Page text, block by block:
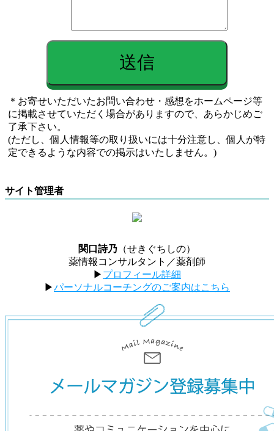
＊お寄せいただいたお問い合わせ・感想をホームページ等
に掲載させていただく場合がありますので、あらかじめご
了承下さい。
(ただし、個人情報等の取り扱いには十分注意し、個人が特
定できるような内容での掲示はいたしません。)
サイト管理者
関口詩乃 （せきぐちしの）
薬情報コンサルタント／薬剤師
▶︎ プロフィール詳細
▶︎パーソナルコーチングのご案内はこちら